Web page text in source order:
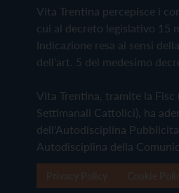
Vita Trentina percepisce i
cui al decreto legislativo 15
Indicazione resa ai sensi
dell'art. 5 del medesimo
Vita Trentina, tramite la Fisc
Settimanali Cattolici), ha
dell'Autodisciplina
Autodisciplina della